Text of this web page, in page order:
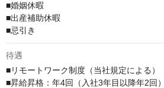
■婚姻休暇
■出産補助休暇
■忌引き
待遇
■リモートワーク制度（当社規定による）
■昇給昇格：年4回（入社3年目以降年2回）